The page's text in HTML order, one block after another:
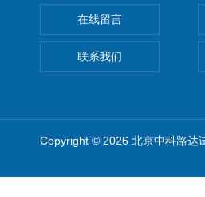
在线留言
联系我们
Copyright © 2026 北京中科路达